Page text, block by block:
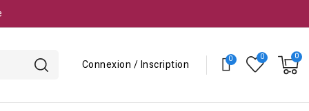
Connexion / Inscription